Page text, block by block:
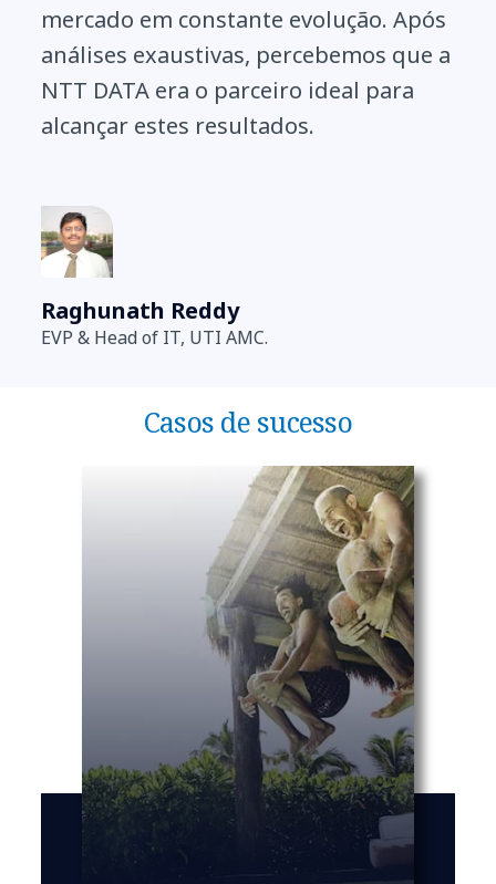
mercado em constante evolução. Após
análises exaustivas, percebemos que a
NTT DATA era o parceiro ideal para
alcançar estes resultados.
Raghunath Reddy
EVP & Head of IT, UTI AMC.
Casos de sucesso